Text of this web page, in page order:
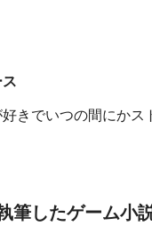
きでいつの間にか
筆したゲーム小